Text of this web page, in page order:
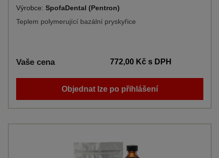
Výrobce: SpofaDental (Pentron)
Teplem polymerující bazální pryskyřice
Vaše cena 772,00 Kčs DPH
Objednat lze po přihlášení